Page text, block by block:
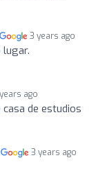
3 years ago
lugar.
ago
casa de estudios
3 years ago